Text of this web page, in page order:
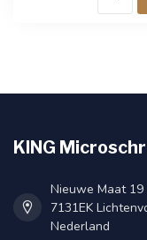
KING
Nieuwe Maat 19
7131EK
Nederland